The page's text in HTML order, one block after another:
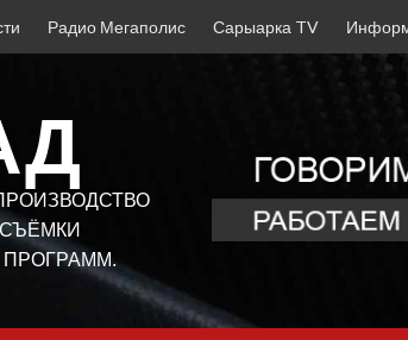
Радио Мегаполис Сарыарка TV
ПРОГРАММ.